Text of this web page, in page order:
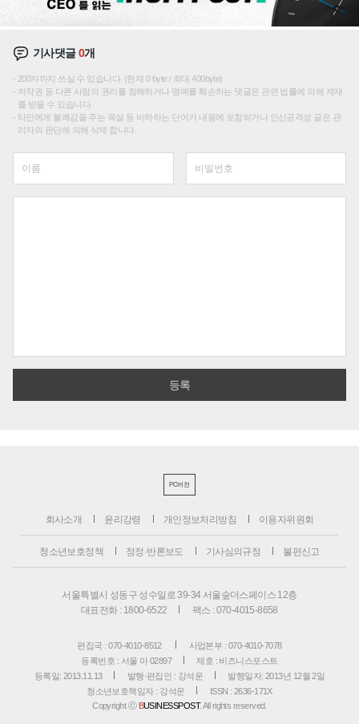
기사댓글0개
200자까지 쓰실 수 있습니다. (현재 0 byte / 최대 400byte)
저작권 등 다른 사람의 권리를 침해하거나 명예를 훼손하는 댓글은 관련 법률에 의해 제재
를 받을 수 있습니다.
타인에게 불쾌감을 주는 욕설 등 비하하는 단어가 내용에 포함되거나 인신공격성 글은 관
리자의 판단에 의해 삭제 합니다.
PC버전
회사소개 윤리강령 개인정보처리방침 이용자위원회
청소년보호정책 정정·반론보도 기사심의규정 불편신고
서울특별시 성동구 성수일로 39-34 서울숲더스페이스 12층
대표전화 : 1800-6522
팩스 : 070-4015-8658
편집국 : 070-4010-8512
사업본부 : 070-4010-7078
등록번호 : 서울 아 02897
제호 : 비즈니스포스트
등록일: 2013.11.13
발행·편집인 : 강석운
발행일자: 2013년 12월 2일
청소년보호책임자 : 강석운
ISSN : 2636-171X
Copyright ⓒ BUSINESSPOST. All rights reserved.